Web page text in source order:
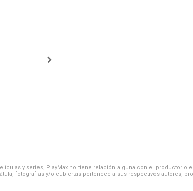
y series, PlayMax no tiene relación alguna con el productor o
fotografías y/o cubiertas pertenece a sus respectivos autores,